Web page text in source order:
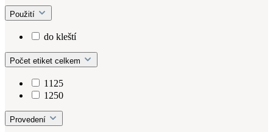
Použití
do kleští
Počet etiket celkem
1125
1250
Provedení